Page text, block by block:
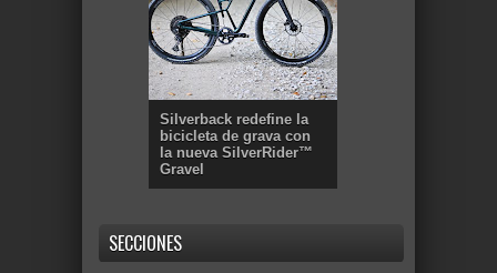
Silverback redefine la
bicicleta de grava con
la nueva SilverRider™
Gravel
SECCIONES